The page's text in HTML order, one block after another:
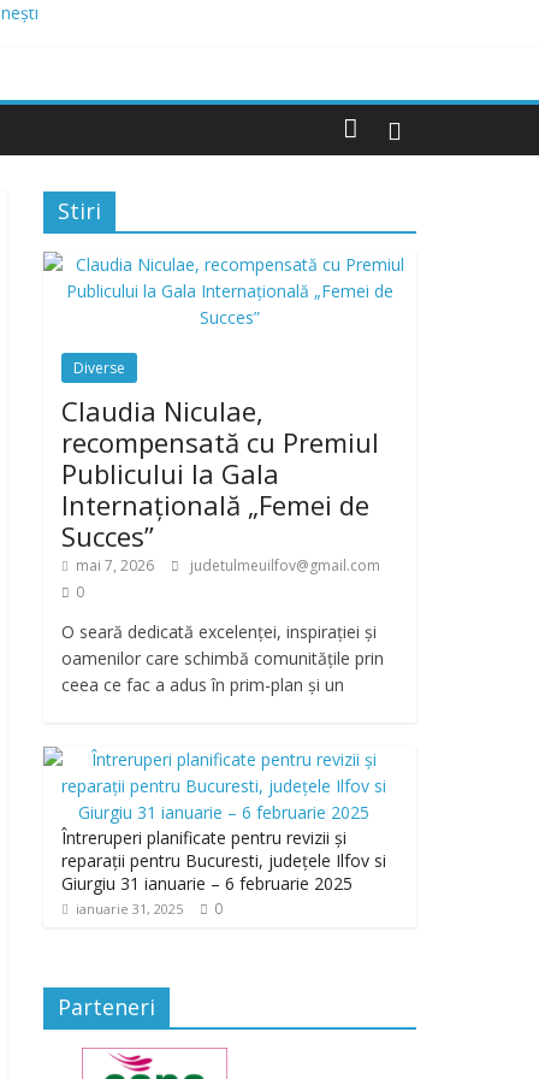
Stiri
Diverse
Claudia Niculae,
recompensată cu Premiul
Publicului la Gala
Internațională „Femei de
Succes”
mai 7, 2026
judetulmeuilfov@gmail.com
0
O seară dedicată excelenței, inspirației și
oamenilor care schimbă comunitățile prin
ceea ce fac a adus în prim-plan și un
Întreruperi planificate pentru revizii și
reparații pentru Bucuresti, județele Ilfov si
Giurgiu 31 ianuarie – 6 februarie 2025
ianuarie 31, 2025 0
Parteneri